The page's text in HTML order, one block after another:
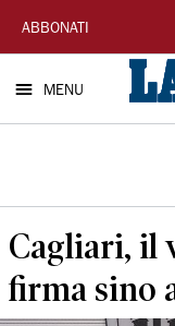
La
Nuova
Sardegna
ABBONATI
MENU
Cagliari, il
firma sino